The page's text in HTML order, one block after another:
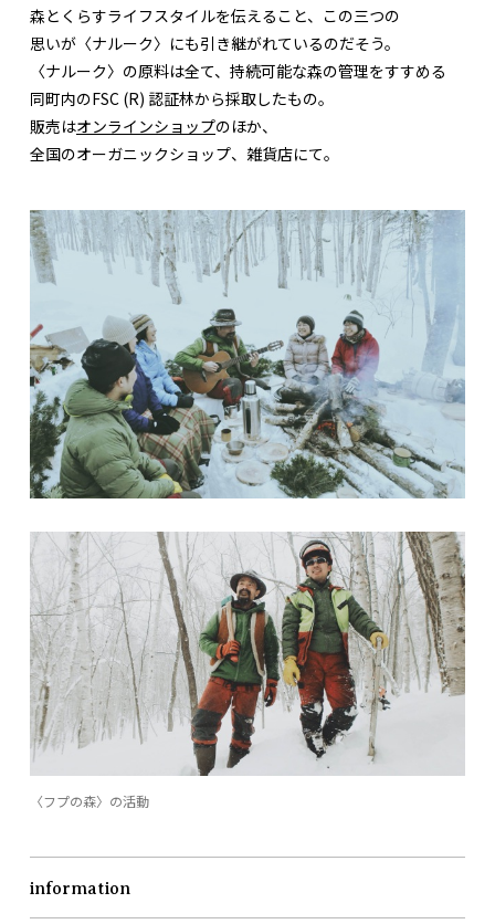
森とくらすライフスタイルを伝えること、この三つの
思いが〈ナルーク〉にも引き継がれているのだそう。
〈ナルーク〉の原料は全て、持続可能な森の管理をすすめる
同町内のFSC (R) 認証林から採取したもの。
販売はオンラインショップのほか、
全国のオーガニックショップ、雑貨店にて。
〈フプの森〉の活動
information